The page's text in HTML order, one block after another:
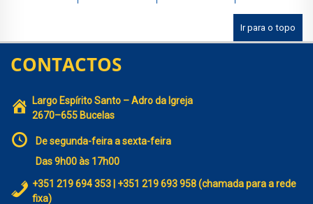
Ir para o topo
CONTACTOS
Largo Espírito Santo – Adro da Igreja
2670–655 Bucelas
De segunda-feira a sexta-feira
Das 9h00 às 17h00
+351 219 694 353 | +351 219 693 958 (chamada para a rede
fixa)